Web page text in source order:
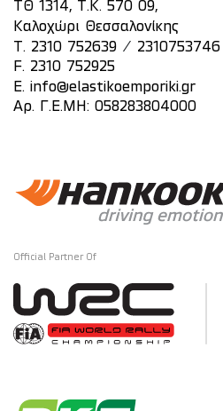
ΤΘ 1314, Τ.Κ. 570 09,
Καλοχώρι Θεσσαλονίκης
T. 2310 752639 /
2310753746
F. 2310 752925
E.
info@elastikoemporiki.gr
Αρ. Γ.Ε.ΜΗ: 058283804000
Official Partner Of